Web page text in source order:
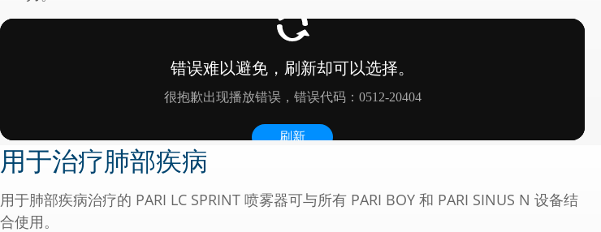
结合脉冲震荡功能，橙色喷嘴附件可提供在鼻窦内有效沉积的理想的雾化颗粒。
以下喷雾器中可找到橙色喷嘴：PARI LC SPRINT SINUS 喷雾器
用于治疗肺部疾病
用于肺部疾病治疗的 PARI LC SPRINT 喷雾器可与所有 PARI BOY 和 PARI SINUS N 设备结
合使用。